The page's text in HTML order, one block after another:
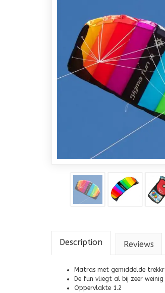
Description Reviews
Matras met gemiddelde
De fun vliegt al bij zeer
Oppervlakte 1.2